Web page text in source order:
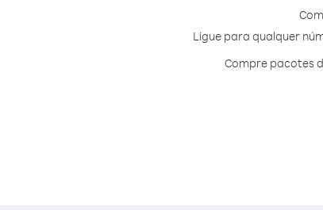
Ligue para qualquer
Compre pacotes